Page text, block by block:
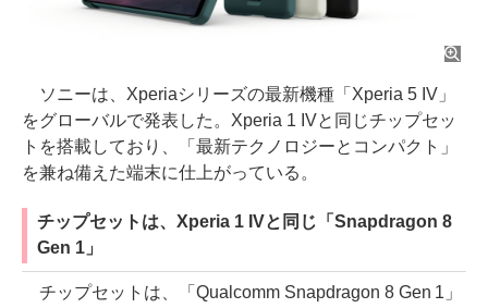
ソニーは、Xperiaシリーズの最新機種「Xperia 5 IV」
をグローバルで発表した。Xperia 1 IVと同じチップセッ
トを搭載しており、「最新テクノロジーとコンパクト」
を兼ね備えた端末に仕上がっている。
チップセットは、Xperia 1 IVと同じ「Snapdragon 8
Gen 1」
チップセットは、「Qualcomm Snapdragon 8 Gen 1」